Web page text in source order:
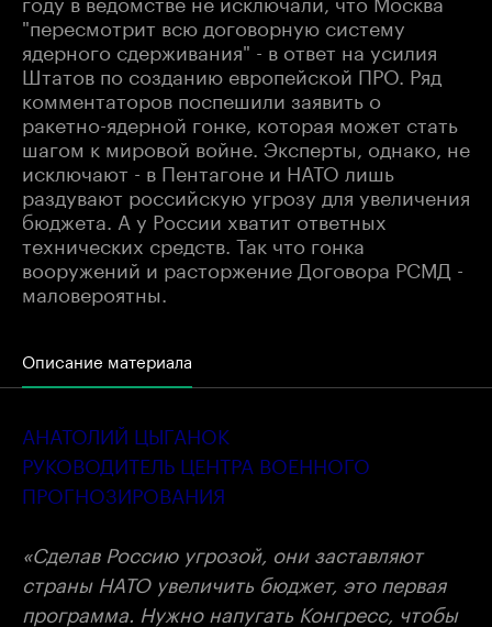
"пересмотрит всю договорную систему
ядерного сдерживания" - в ответ на усилия
Штатов по созданию европейской ПРО. Ряд
комментаторов поспешили заявить о
ракетно-ядерной гонке, которая может стать
шагом к мировой войне. Эксперты, однако, не
исключают - в Пентагоне и НАТО лишь
раздувают российскую угрозу для увеличения
бюджета. А у России хватит ответных
технических средств. Так что гонка
вооружений и расторжение Договора РСМД -
маловероятны.
Описание материала
АНАТОЛИЙ ЦЫГАНОК
РУКОВОДИТЕЛЬ ЦЕНТРА ВОЕННОГО
ПРОГНОЗИРОВАНИЯ
«Сделав Россию угрозой, они заставляют
страны НАТО увеличить бюджет, это первая
программа. Нужно напугать Конгресс, чтобы